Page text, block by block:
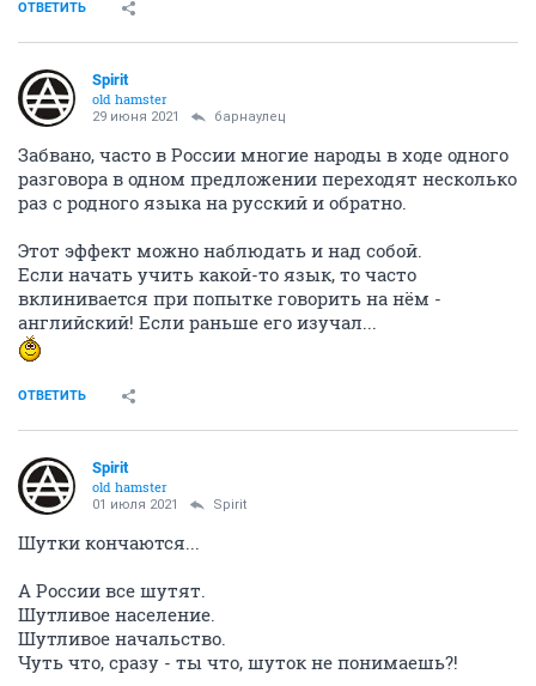
ОТВЕТИТЬ
Spirit
old hamster
29 июня 2021 барнаулец
Забвано, часто в России многие народы в ходе одного
разговора в одном предложении переходят несколько
раз с родного языка на русский и обратно.
Этот эффект можно наблюдать и над собой.
Если начать учить какой-то язык, то часто
вклинивается при попытке говорить на нём -
английский! Если раньше его изучал...
ОТВЕТИТЬ
Spirit
old hamster
01 июля 2021 Spirit
Шутки кончаются...
А России все шутят.
Шутливое население.
Шутливое начальство.
Чуть что, сразу - ты что, шуток не понимаешь?!